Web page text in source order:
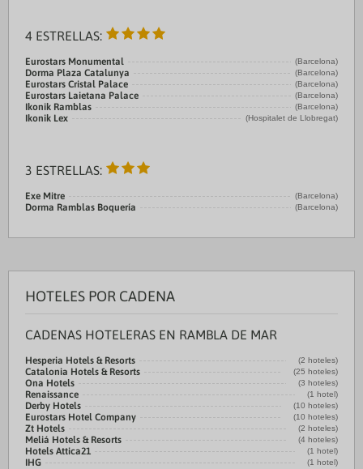
4 ESTRELLAS:
Eurostars Monumental (Barcelona)
Dorma Plaza Catalunya (Barcelona)
Eurostars Cristal Palace (Barcelona)
Eurostars Laietana Palace (Barcelona)
Ikonik Ramblas (Barcelona)
Ikonik Lex (Hospitalet de Llobregat)
3 ESTRELLAS:
Exe Mitre (Barcelona)
Dorma Ramblas Boquería (Barcelona)
HOTELES POR CADENA
CADENAS HOTELERAS EN RAMBLA DE MAR
Hesperia Hotels & Resorts (2 hoteles)
Catalonia Hotels & Resorts (25 hoteles)
Ona Hotels (3 hoteles)
Renaissance (1 hotel)
Derby Hotels (10 hoteles)
Eurostars Hotel Company (10 hoteles)
Zt Hotels (2 hoteles)
Meliá Hotels & Resorts (4 hoteles)
Hotels Attica21 (1 hotel)
IHG (1 hotel)